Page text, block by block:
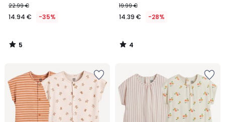
22.99 €
14.94 € -35%
5
/
19.99 €
14.39 € -28%
4
/